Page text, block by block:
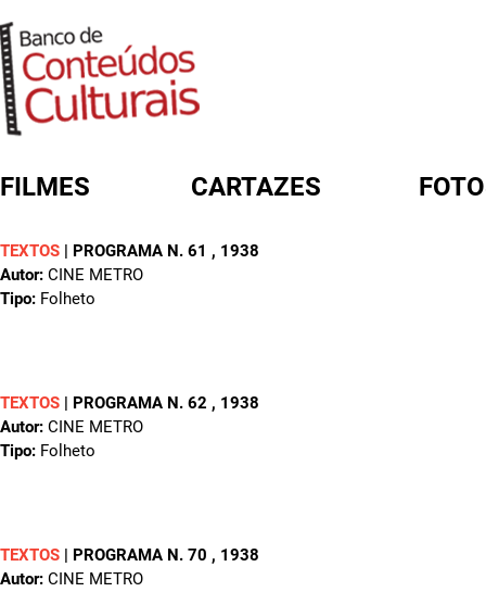
FILMES CARTAZES
TEXTOS | PROGRAMA N. 61 , 1938
Autor: CINE METRO
Tipo: Folheto
TEXTOS | PROGRAMA N. 62 , 1938
Autor: CINE METRO
Tipo: Folheto
TEXTOS | PROGRAMA N. 70 , 1938
Autor: CINE METRO
FORMULÁRIO DE BUSCA